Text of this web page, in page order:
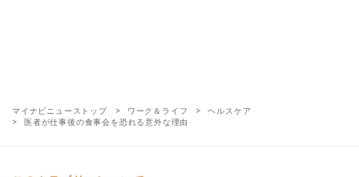
マイナビニューストップ ワーク＆ライフ
ヘルスケア
医者が仕事後の食事会を恐れる意外な理由